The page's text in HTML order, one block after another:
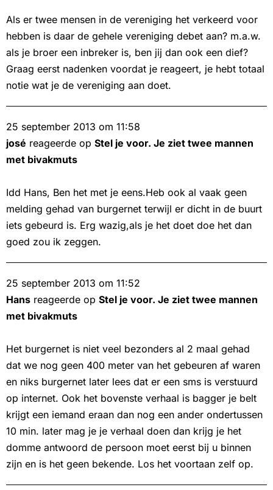
Als er twee mensen in de vereniging het verkeerd voor
hebben is daar de gehele vereniging debet aan? m.a.w.
als je broer een inbreker is, ben jij dan ook een dief?
Graag eerst nadenken voordat je reageert, je hebt totaal
notie wat je de vereniging aan doet.
25 september 2013 om 11:58
josé reageerde op Stel je voor. Je ziet twee mannen
met bivakmuts
Idd Hans, Ben het met je eens.Heb ook al vaak geen
melding gehad van burgernet terwijl er dicht in de buurt
iets gebeurd is. Erg wazig,als je het doet doe het dan
goed zou ik zeggen.
25 september 2013 om 11:52
Hans reageerde op Stel je voor. Je ziet twee mannen
met bivakmuts
Het burgernet is niet veel bezonders al 2 maal gehad
dat we nog geen 400 meter van het gebeuren af waren
en niks burgernet later lees dat er een sms is verstuurd
op internet. Ook het bovenste verhaal is bagger je belt
krijgt een iemand eraan dan nog een ander ondertussen
10 min. later mag je je verhaal doen dan krijg je het
domme antwoord de persoon moet eerst bij u binnen
zijn en is het geen bekende. Los het voortaan zelf op.